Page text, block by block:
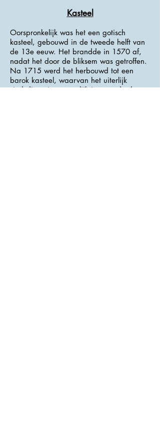
Kasteel
Oorspronkelijk was het een gotisch
kasteel, gebouwd in de tweede helft van
de 13e eeuw. Het brandde in 1570 af,
nadat het door de bliksem was getroffen.
Na 1715 werd het herbouwd tot een
barok kasteel, waarvan het uiterlijk
sindsdien niet wezenlijk is veranderd.